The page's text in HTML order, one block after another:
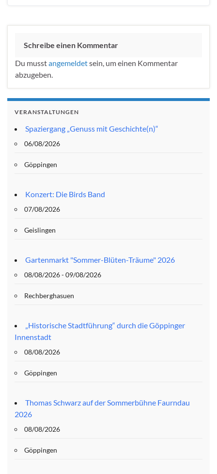
Schreibe einen Kommentar
Du musstangemeldetsein, um einen Kommentar
abzugeben.
VERANSTALTUNGEN
Spaziergang „Genuss mit Geschichte(n)“
06/08/2026
Göppingen
Konzert: Die Birds Band
07/08/2026
Geislingen
Gartenmarkt "Sommer-Blüten-Träume" 2026
08/08/2026 - 09/08/2026
Rechberghasuen
„Historische Stadtführung“ durch die Göppinger
Innenstadt
08/08/2026
Göppingen
Thomas Schwarz auf der Sommerbühne Faurndau
2026
08/08/2026
Göppingen